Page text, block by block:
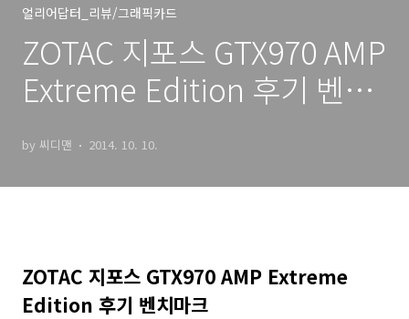
얼리어답터_리뷰/그래픽카드
ZOTAC 지포스 GTX970 AMP
Extreme Edition 후기 벤치
by 씨디맨 2014. 10. 10.
ZOTAC 지포스 GTX970 AMP Extreme
Edition 후기 벤치마크